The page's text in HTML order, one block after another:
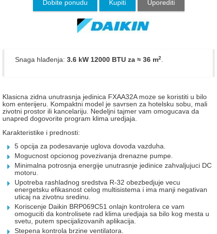
Dobite ponudu Kupiti Uporediti
Snaga hlađenja: 3.6 kW 12000 BTU za ≈ 36 m2.
Klasicna zidna unutrasnja jedinica FXAA32A moze se koristiti u bilo
kom enterijeru. Kompaktni model je savrsen za hotelsku sobu, mali
zivotni prostor ili kancelariju. Nedeljni tajmer vam omogucava da
unapred dogovorite program klima uredjaja.
Karakteristike i prednosti:
5 opcija za podesavanje uglova dovoda vazduha.
Mogucnost opcionog povezivanja drenazne pumpe.
Minimalna potrosnja energije unutrasnje jedinice zahvaljujuci DC
motoru.
Upotreba rashladnog sredstva R-32 obezbedjuje vecu
energetsku efikasnost celog multisistema i ima manji negativan
uticaj na zivotnu sredinu.
Koriscenje Daikin BRP069C51 onlajn kontrolera ce vam
omoguciti da kontrolisete rad klima uredjaja sa bilo kog mesta u
svetu, putem specijalizovanih aplikacija.
Stepena kontrola brzine ventilatora.